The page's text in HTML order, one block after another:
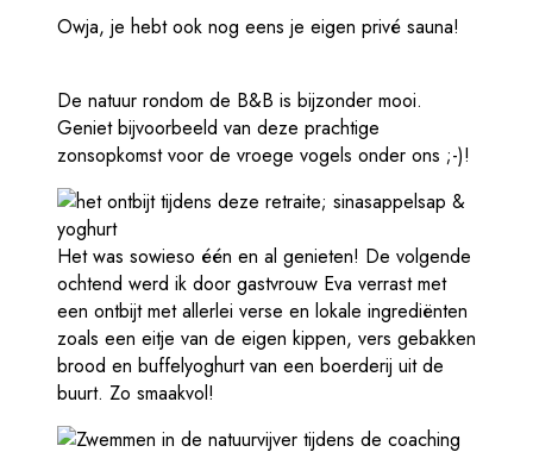
Owja, je hebt ook nog eens je eigen privé sauna!
De natuur rondom de B&B is bijzonder mooi.
Geniet bijvoorbeeld van deze prachtige
zonsopkomst voor de vroege vogels onder ons ;-)!
Het was sowieso één en al genieten! De volgende
ochtend werd ik door gastvrouw Eva verrast met
een ontbijt met allerlei verse en lokale ingrediënten
zoals een eitje van de eigen kippen, vers gebakken
brood en buffelyoghurt van een boerderij uit de
buurt. Zo smaakvol!